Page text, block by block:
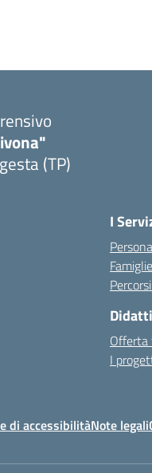
(TP)
I
I
di accessibilitàNote legali